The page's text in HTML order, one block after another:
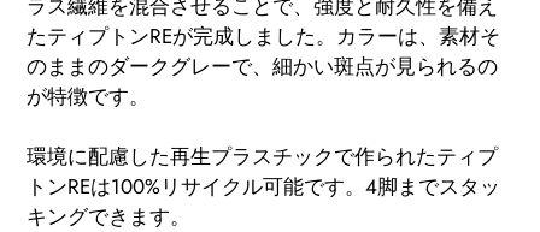
ラス繊維を混合させることで、強度と耐久性を備え
たティプトンREが完成しました。カラーは、素材そ
のままのダークグレーで、細かい斑点が見られるの
が特徴です。
環境に配慮した再生プラスチックで作られたティプ
トンREは100%リサイクル可能です。4脚までスタッ
キングできます。